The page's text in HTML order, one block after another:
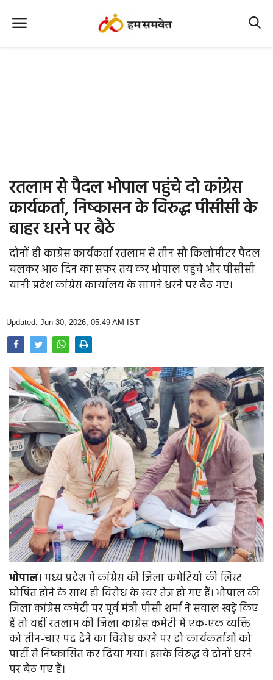
Office Office
Political Gossips
Farm & Food
Opinion
Photo Gallery
Home
रतलाम से पैदल भोपाल पहुंचे दो कांग्रेस
कार्यकर्ता, निष्कासन के विरुद्ध पीसीसी के
बाहर धरने पर बैठे
दोनों ही कांग्रेस कार्यकर्ता रतलाम से तीन सौ किलोमीटर पैदल
चलकर आठ दिन का सफर तय कर भोपाल पहुंचे और पीसीसी
यानी प्रदेश कांग्रेस कार्यालय के सामने धरने पर बैठ गए।
Updated: Jun 30, 2026, 05:49 AM IST
भोपाल। मध्य प्रदेश में कांग्रेस की जिला कमेटियों की लिस्ट
घोषित होने के साथ ही विरोध के स्वर तेज हो गए हैं। भोपाल की
जिला कांग्रेस कमेटी पर पूर्व मंत्री पीसी शर्मा ने सवाल खडे़ किए
हैं तो वहीं रतलाम की जिला कांग्रेस कमेटी में एक-एक व्यक्ति
को तीन-चार पद देने का विरोध करने पर दो कार्यकर्ताओं को
पार्टी से निष्कासित कर दिया गया। इसके विरुद्ध वे दोनों धरने
पर बैठ गए हैं।